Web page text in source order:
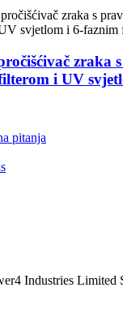
zraka
i UV
pitanja
Industries Limited